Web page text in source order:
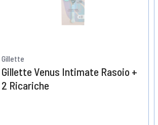
Gillette
Gillette Venus Intimate Rasoio +
2 Ricariche